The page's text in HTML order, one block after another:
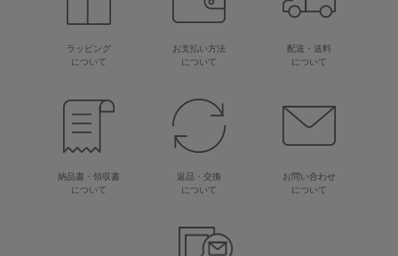
ラッピング
について
お支払い方法
について
配送・送料
について
納品書・領収書
について
返品・交換
について
お問い合わせ
について